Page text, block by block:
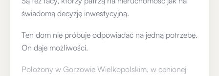
świadomą decyzję inwestycyjną.
Ten dom nie próbuje odpowiadać na jedną potrzebę.
On daje możliwości.
Położony w Gorzowie Wielkopolskim, w cenionej